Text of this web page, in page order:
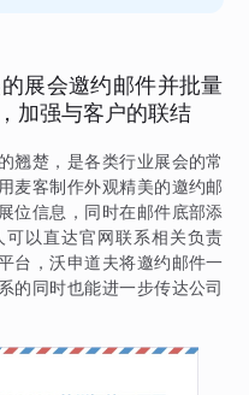
展会邀约邮件并批量
加强与客户的联结
翘楚，是各类行业展会的常
麦客制作外观精美的邀约邮
位信息，同时在邮件底部添
以直达官网联系相关负责
台，沃申道夫将邀约邮件一
的同时也能进一步传达公司